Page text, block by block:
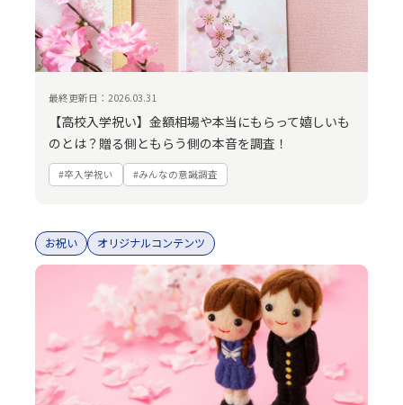
最終更新日：2026.03.31
【高校入学祝い】金額相場や本当にもらって嬉しいも
のとは？贈る側ともらう側の本音を調査！
#卒入学祝い #みんなの意識調査
お祝い オリジナルコンテンツ